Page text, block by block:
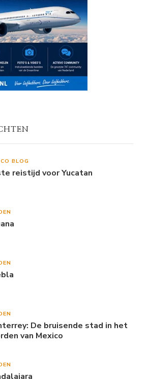
BLOG
reistijd voor Yucatan
De bruisende stad in het
van Mexico